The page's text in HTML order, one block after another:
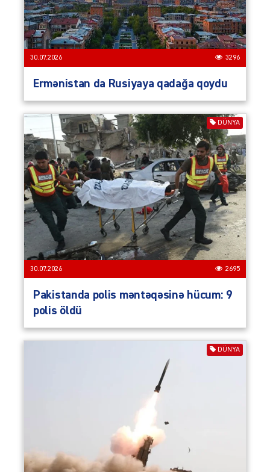
30.07.2026 3296
Ermənistan da Rusiyaya qadağa qoydu
DÜNYA
30.07.2026 2695
Pakistanda polis məntəqəsinə hücum: 9
polis öldü
DÜNYA